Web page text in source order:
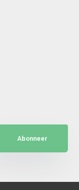
Abonneer